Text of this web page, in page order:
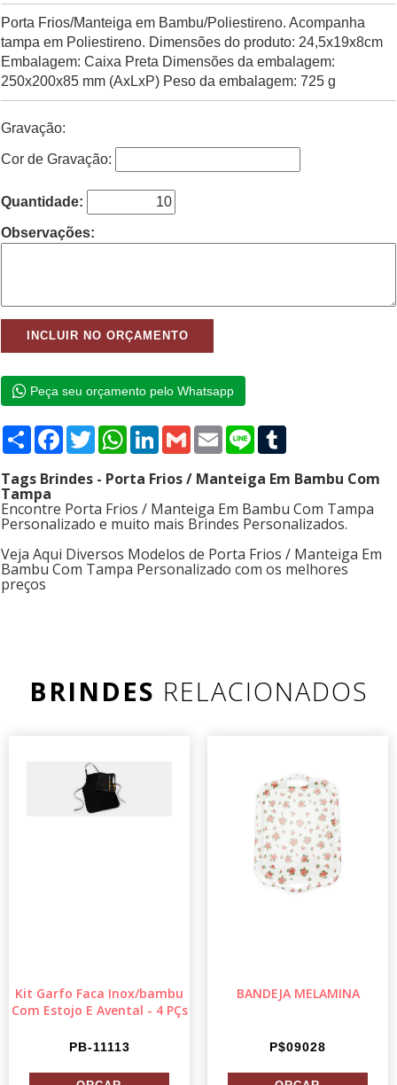
Porta Frios/Manteiga em Bambu/Poliestireno. Acompanha
tampa em Poliestireno. Dimensões do produto: 24,5x19x8cm
Embalagem: Caixa Preta Dimensões da embalagem:
250x200x85 mm (AxLxP) Peso da embalagem: 725 g
Gravação:
Cor de Gravação:
Quantidade:
Observações:
Peça seu orçamento pelo Whatsapp
Compartilhar
Facebook
TwitterWhatsApp
LinkedIn
GmailEmailLine
Tags Brindes - Porta Frios / Manteiga Em Bambu Com
Tampa
Encontre Porta Frios / Manteiga Em Bambu Com Tampa
Personalizado e muito mais Brindes Personalizados.
Veja Aqui Diversos Modelos de Porta Frios / Manteiga Em
Bambu Com Tampa Personalizado com os melhores
preços
BRINDES RELACIONADOS
Kit Garfo Faca Inox/bambu
Com Estojo E Avental - 4 PÇs
PB-11113
BANDEJA MELAMINA
P$09028